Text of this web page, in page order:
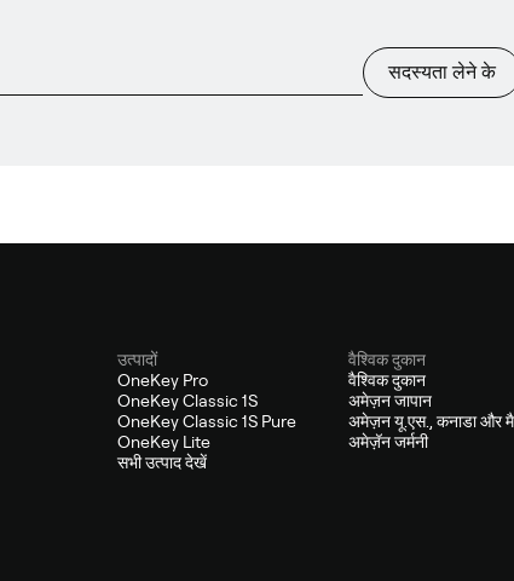
सदस्यता लेने के
उत्पादों
OneKey Pro
OneKey Classic 1S
OneKey Classic 1S Pure
OneKey Lite
सभी उत्पाद देखें
वैश्विक दुकान
वैश्विक दुकान
अमेज़न जापान
अमेज़न यू.एस., कनाडा और
अमेज़ॅन जर्मनी